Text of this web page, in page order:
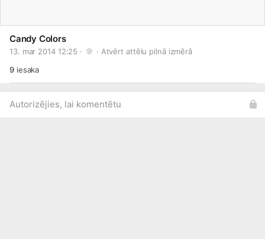
Candy Colors
13. mar 2014 12:25 · · Atvērt attēlu pilnā izmērā
9iesaka
Autorizējies, lai komentētu